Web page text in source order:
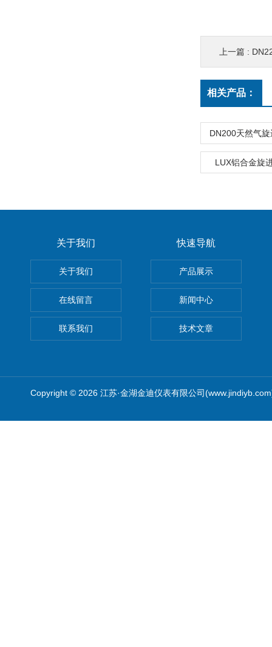
上一篇 :
相关产品：
DN200天然气
LUX铝合金旋
关于我们
关于我们
在线留言
联系我们
快速导航
产品展示
新闻中心
技术文章
Copyright © 2026 江苏·金湖金迪仪表有限公司